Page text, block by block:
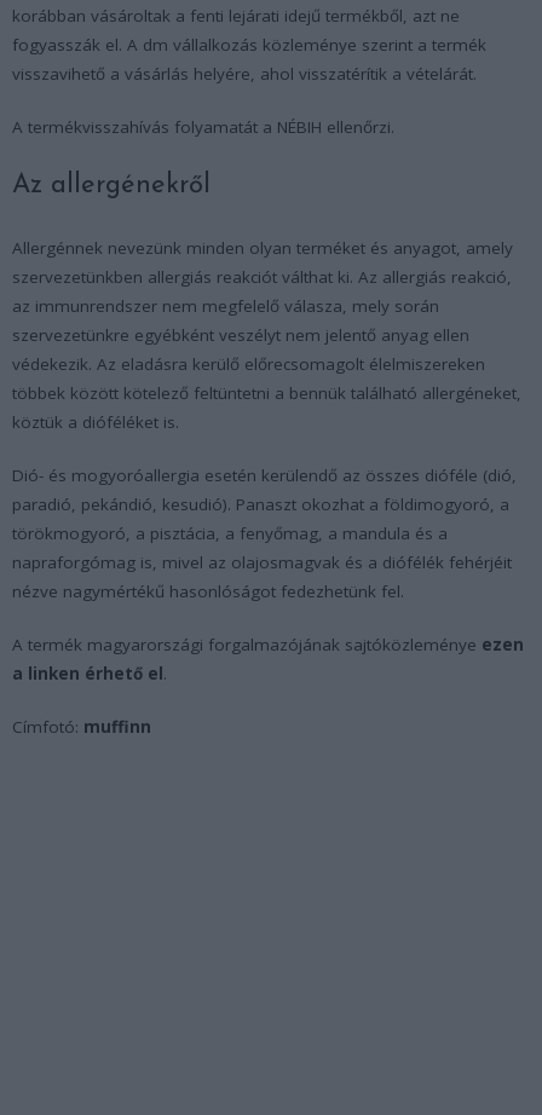
korábban vásároltak a fenti lejárati idejű termékből, azt ne
fogyasszák el. A dm vállalkozás közleménye szerint a termék
visszavihető a vásárlás helyére, ahol visszatérítik a vételárát.
A termékvisszahívás folyamatát a NÉBIH ellenőrzi.
Az allergénekről
Allergénnek nevezünk minden olyan terméket és anyagot, amely
szervezetünkben allergiás reakciót válthat ki. Az allergiás reakció,
az immunrendszer nem megfelelő válasza, mely során
szervezetünkre egyébként veszélyt nem jelentő anyag ellen
védekezik. Az eladásra kerülő előrecsomagolt élelmiszereken
többek között kötelező feltüntetni a bennük található allergéneket,
köztük a dióféléket is.
Dió- és mogyoróallergia esetén kerülendő az összes dióféle (dió,
paradió, pekándió, kesudió). Panaszt okozhat a földimogyoró, a
törökmogyoró, a pisztácia, a fenyőmag, a mandula és a
napraforgómag is, mivel az olajosmagvak és a diófélék fehérjéit
nézve nagymértékű hasonlóságot fedezhetünk fel.
A termék magyarországi forgalmazójának sajtóközleménye ezen
a linken érhető el.
Címfotó: muffinn